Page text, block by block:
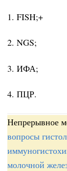
1. FISH;+
2. NGS;
3. ИФА;
4. ПЦР.
Непрерывное
вопросы
молочной